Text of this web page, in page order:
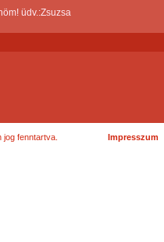
üdv.:Zsuzsa
fenntartva. Impresszum